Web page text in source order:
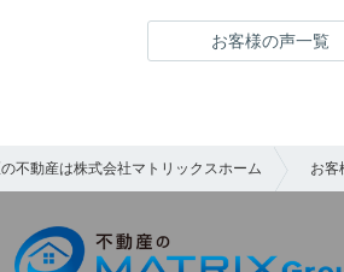
場面もありました。
・希望していた条件（築10
／駅徒歩15分前後／3LDK
・担当の野口さんが非常に
してくださり、安心して検
夫婦間の優先順位の相違
立地、予算、間取り、陽当
Q2、マトリックスグルー
っかけは何でしたか？
Q3、住宅購入までに不安
初めてのことだらけで、全
お客様の声一覧
不動産は株式会社マトリックスホーム お客